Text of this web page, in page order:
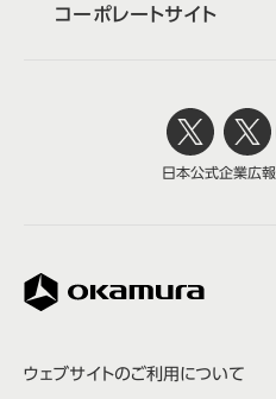
コーポレートサイト
ウェブサイトのご利用について
日本公式企業広報